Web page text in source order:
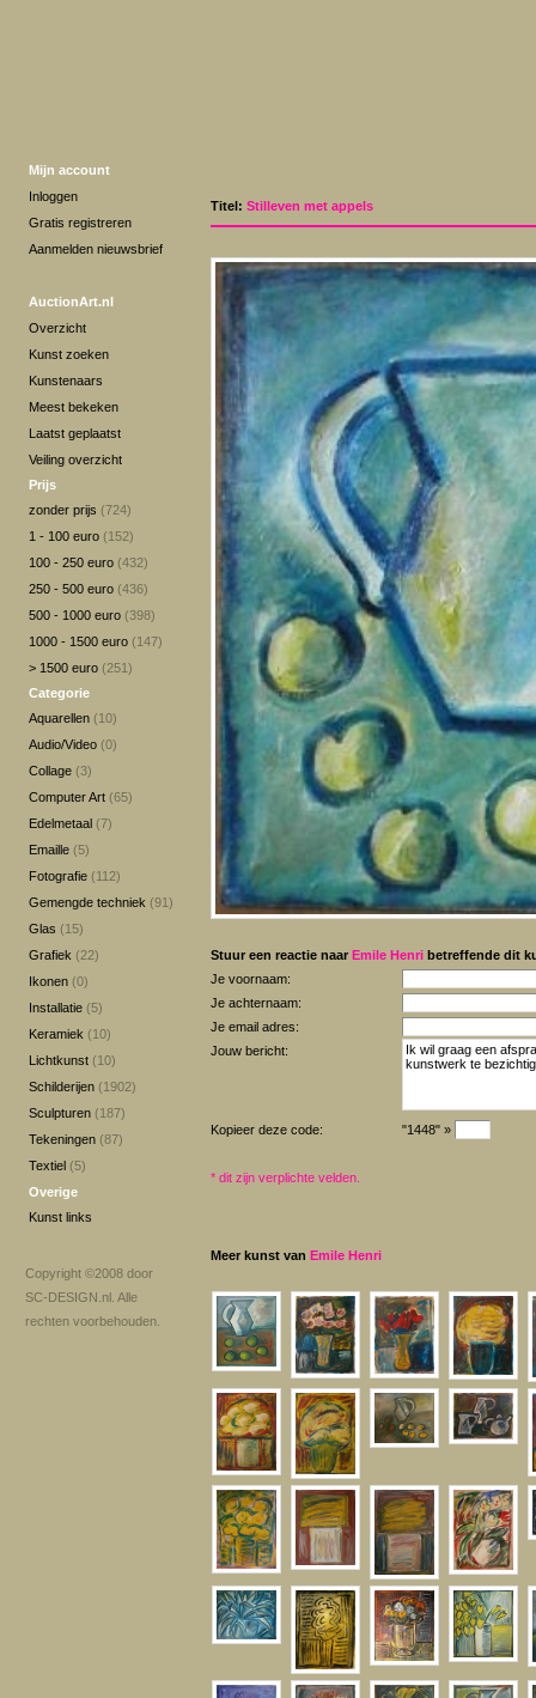
Mijn account
Inloggen
Gratis registreren
Aanmelden nieuwsbrief
AuctionArt.nl
Overzicht
Kunst zoeken
Kunstenaars
Meest bekeken
Laatst geplaatst
Veiling overzicht
Prijs
zonder prijs (724)
1 - 100 euro (152)
100 - 250 euro (432)
250 - 500 euro (436)
500 - 1000 euro (398)
1000 - 1500 euro (147)
> 1500 euro (251)
Categorie
Aquarellen (10)
Audio/Video (0)
Collage (3)
Computer Art (65)
Edelmetaal (7)
Emaille (5)
Fotografie (112)
Gemengde techniek (91)
Glas (15)
Grafiek (22)
Ikonen (0)
Installatie (5)
Keramiek (10)
Lichtkunst (10)
Schilderijen (1902)
Sculpturen (187)
Tekeningen (87)
Textiel (5)
Overige
Kunst links
Copyright ©2008 door
SC-DESIGN.nl . Alle
rechten voorbehouden.
Titel: Stilleven met appels
Stuur een reactie naar Emile Henri betreffende dit
Je voornaam:
Je achternaam:
Je email adres:
Jouw bericht:
Kopieer deze code: "1448" »
* dit zijn verplichte velden.
Meer kunst van Emile Henri